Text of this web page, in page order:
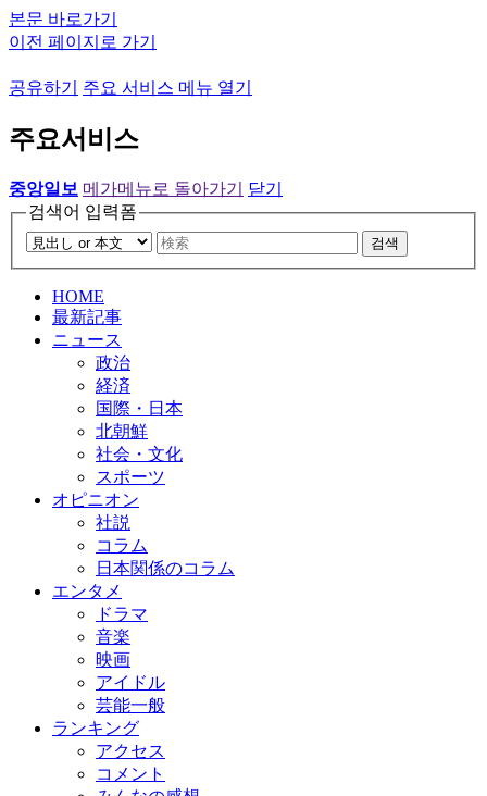
본문 바로가기
이전 페이지로 가기
공유하기 주요 서비스 메뉴 열기
주요서비스
중앙일보 메가메뉴로 돌아가기
닫기
검색어 입력폼
검색
HOME
最新記事
ニュース
政治
経済
国際・日本
北朝鮮
社会・文化
スポーツ
オピニオン
社説
コラム
日本関係のコラム
エンタメ
ドラマ
音楽
映画
アイドル
芸能一般
ランキング
アクセス
コメント